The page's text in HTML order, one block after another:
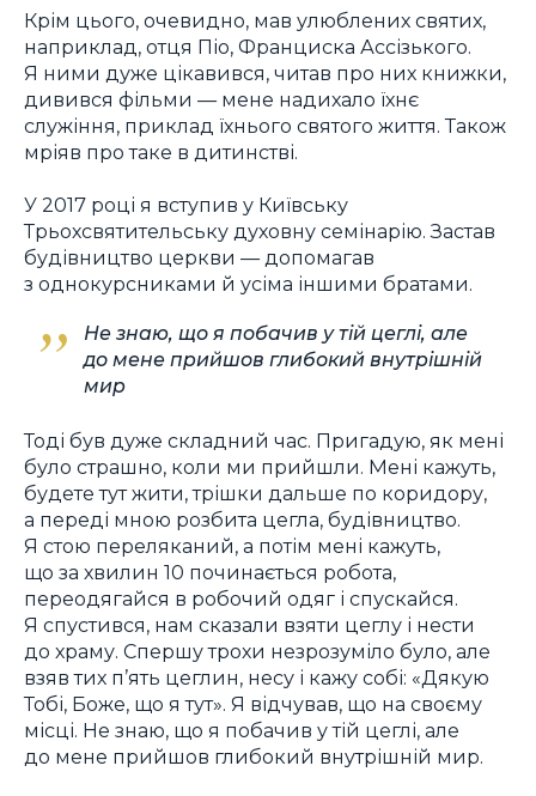
Крім цього, очевидно, мав улюблених святих,
наприклад, отця Піо, Франциска Ассізького.
Я ними дуже цікавився, читав про них книжки,
дивився фільми — мене надихало їхнє
служіння, приклад їхнього святого життя. Також
мріяв про таке в дитинстві.
У 2017 році я вступив у Київську
Трьохсвятительську духовну семінарію. Застав
будівництво церкви — допомагав
з однокурсниками й усіма іншими братами.
Не знаю, що я побачив у тій цеглі, але
до мене прийшов глибокий внутрішній
мир
Тоді був дуже складний час. Пригадую, як мені
було страшно, коли ми прийшли. Мені кажуть,
будете тут жити, трішки дальше по коридору,
а переді мною розбита цегла, будівництво.
Я стою переляканий, а потім мені кажуть,
що за хвилин 10 починається робота,
переодягайся в робочий одяг і спускайся.
Я спустився, нам сказали взяти цеглу і нести
до храму. Спершу трохи незрозуміло було, але
взяв тих п’ять цеглин, несу і кажу собі: «Дякую
Тобі, Боже, що я тут». Я відчував, що на своєму
місці. Не знаю, що я побачив у тій цеглі, але
до мене прийшов глибокий внутрішній мир.